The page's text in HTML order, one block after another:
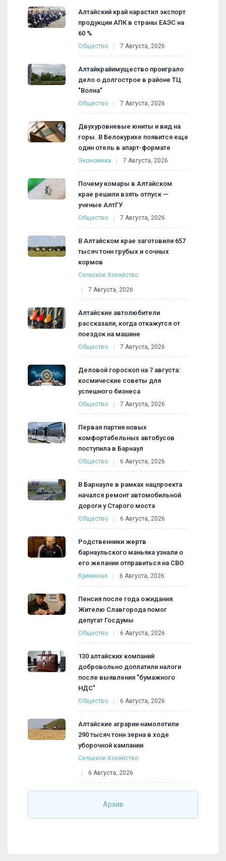
Алтайский край нарастил экспорт
продукции АПК в страны ЕАЭС на
60 %
Общество 7 Августа, 2026
Алтайкрайимущество проиграло
дело о долгострое в районе ТЦ
"Волна"
Общество 7 Августа, 2026
Двухуровневые юниты и вид на
горы. В Белокурихе появится еще
один отель в апарт-формате
Экономика 7 Августа, 2026
Почему комары в Алтайском
крае решили взять отпуск —
ученые АлтГУ
Общество 7 Августа, 2026
В Алтайском крае заготовили 657
тысяч тонн грубых и сочных
кормов
Сельское Хозяйство
7 Августа, 2026
Алтайские автолюбители
рассказали, когда откажутся от
поездок на машине
Общество 7 Августа, 2026
Деловой гороскоп на 7 августа:
космические советы для
успешного бизнеса
Общество 7 Августа, 2026
Первая партия новых
комфортабельных автобусов
поступила в Барнаул
Общество 6 Августа, 2026
В Барнауле в рамках нацпроекта
начался ремонт автомобильной
дороги у Старого моста
Общество 6 Августа, 2026
Родственники жертв
барнаульского маньяка узнали о
его желании отправиться на СВО
Криминал 6 Августа, 2026
Пенсия после года ожидания.
Жителю Славгорода помог
депутат Госдумы
Общество 6 Августа, 2026
130 алтайских компаний
добровольно доплатили налоги
после выявления "бумажного
НДС"
Общество 6 Августа, 2026
Алтайские аграрии намолотили
290 тысяч тонн зерна в ходе
уборочной кампании
Сельское Хозяйство
6 Августа, 2026
Архив